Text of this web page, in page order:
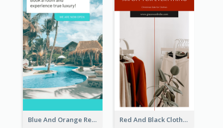
Blue And Orange Resort Photo Hotel Instagram Story Red And Black Clothes Sale Instagram Story